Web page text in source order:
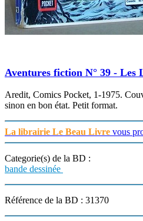
Aventures fiction N° 39 - Les
Aredit, Comics Pocket, 1-1975.
sinon en bon état. Petit format.
La librairie Le Beau Livre vous
Categorie(s) de la BD :
bande dessinée
Référence de la BD : 31370